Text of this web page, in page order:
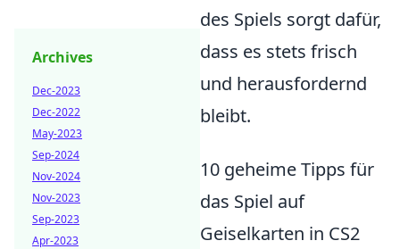
des Spiels sorgt dafür,
dass es stets frisch
und herausfordernd
bleibt.
10 geheime Tipps für
das Spiel auf
Geiselkarten in CS2
Archives
Dec-2023
Dec-2022
May-2023
Sep-2024
Nov-2024
Nov-2023
Sep-2023
Apr-2023